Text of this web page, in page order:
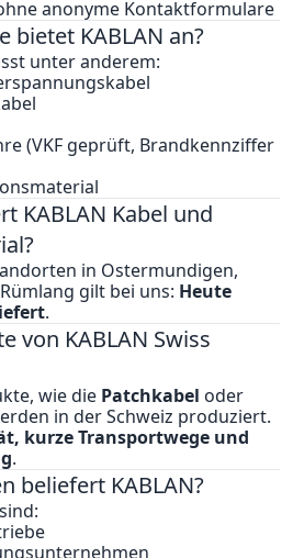
anonyme Kontaktformulare
bietet KABLAN an?
unter anderem:
(VKF geprüft, Brandkennziffer
KABLAN Kabel und
in Ostermundigen,
gilt bei uns: Heute
.
von KABLAN Swiss
wie die Patchkabel oder
in der Schweiz produziert.
kurze Transportwege und
.
beliefert KABLAN?